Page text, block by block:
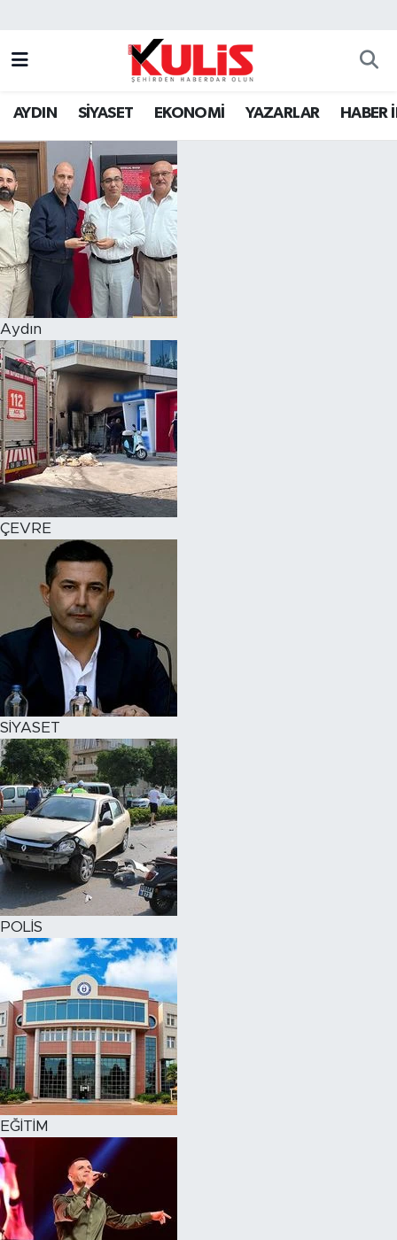
AYDIN SİYASET EKONOMİ YAZARLAR HABER
Aydın
ÇEVRE
SİYASET
POLİS
EĞİTİM